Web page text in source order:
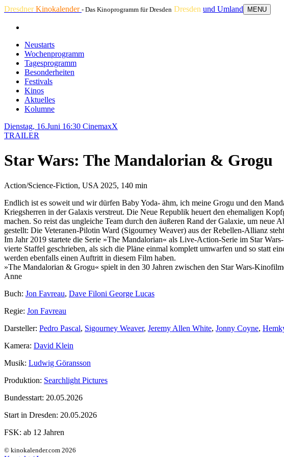
DresdnerKinokalender - Das Kinoprogramm für Dresden Dresden und Umland MENU
Neustarts
Wochenprogramm
Tagesprogramm
Besonderheiten
Festivals
Kinos
Aktuelles
Kolumne
Dienstag, 16.Juni 16:30 CinemaxX
TRAILER
Star Wars: The Mandalorian & Grogu
Action/Science-Fiction, USA 2025, 140 min
Endlich ist es soweit und wir dürfen Baby Yoda- ähm, ich meine Grogu und den
Kriegsherren in der Galaxis verstreut. Die Neue Republik heuert den ehemaligen
machen. So reist das ungleiche Team durch den äußeren Rand der Galaxie, um
gestellt: Die Veteranen-Pilotin Ward (Sigourney Weaver) aus der Rebellen-Allianz
Im Jahr 2019 startete die Serie »The Mandalorian« als Live-Action-Serie im Star
vierte Staffel geschrieben, als sich die Pläne einmal komplett umwarfen und so statt
werden ebenfalls einen Auftritt in diesem Film haben.
»The Mandalorian & Grogu« spielt in den 30 Jahren zwischen den Star Wars-
Anne
Buch: Jon Favreau, Dave Filoni George Lucas
Regie: Jon Favreau
Darsteller: Pedro Pascal, Sigourney Weaver, Jeremy Allen White, Jonny Coyne,
Kamera: David Klein
Musik: Ludwig Göransson
Produktion: Searchlight Pictures
Bundesstart: 20.05.2026
Start in Dresden: 20.05.2026
FSK: ab 12 Jahren
© kinokalender.com 2026